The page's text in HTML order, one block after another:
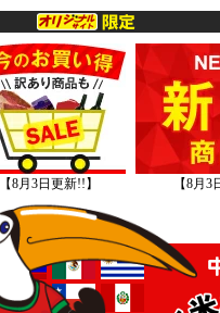
【8月3日更新!!】 【8月3